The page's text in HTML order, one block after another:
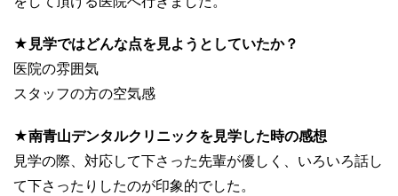
★見学ではどんな点を見ようとしていたか？
医院の雰囲気
スタッフの方の空気感
★南青山デンタルクリニックを見学した時の感想
見学の際、対応して下さった先輩が優しく、いろいろ話し
て下さったりしたのが印象的でした。